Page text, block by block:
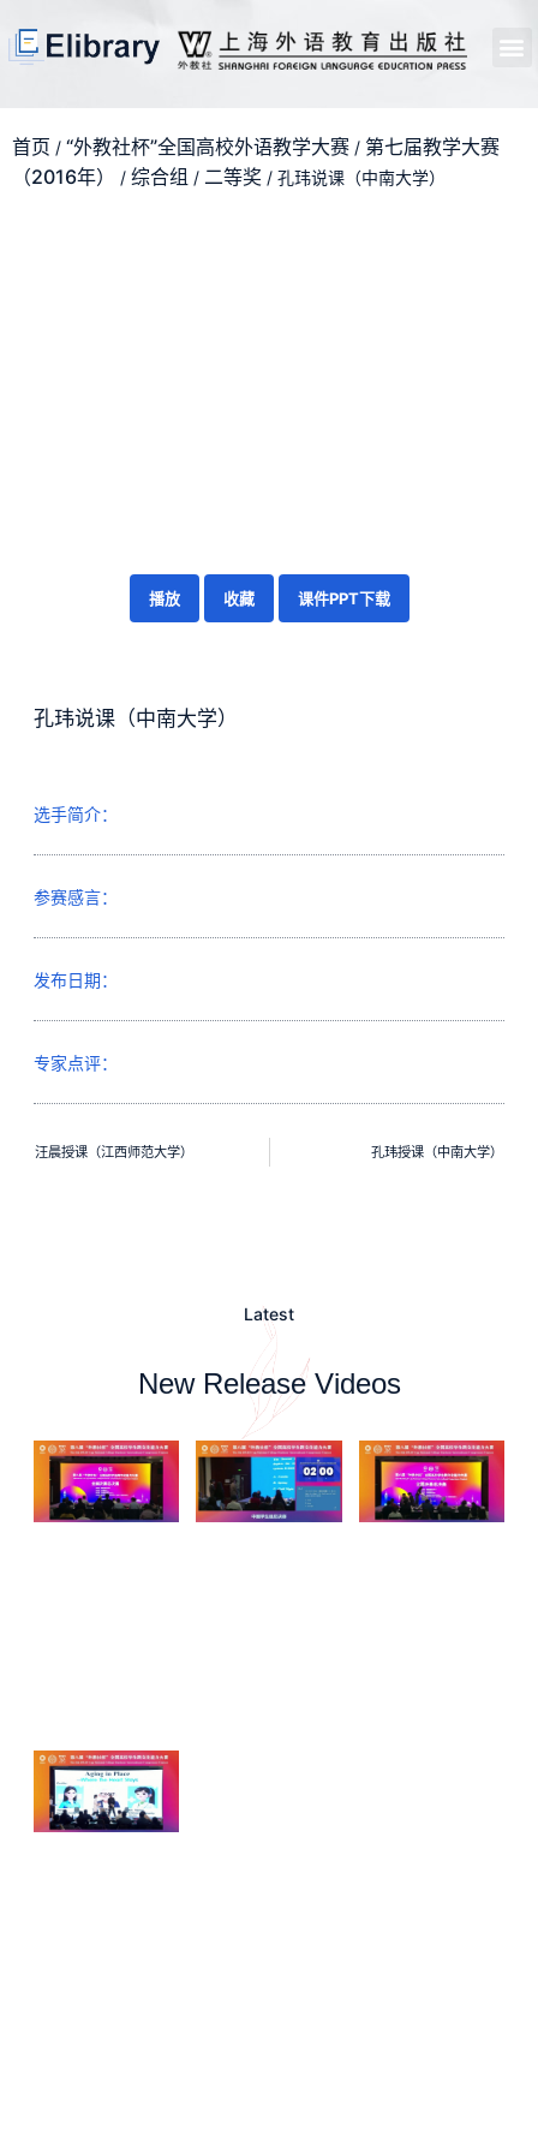
首页 / “外教社杯”全国高校外语教学大赛 / 第七届教学大赛
（2016年）
/ 综合组 / 二等奖 / 孔玮说课（中南大学）
播放 收藏 课件PPT下载
孔玮说课（中南大学）
选手简介：
参赛感言：
发布日期：
专家点评：
汪晨授课（江西师范大学） 孔玮授课（中南大学）
Latest
New Release Videos